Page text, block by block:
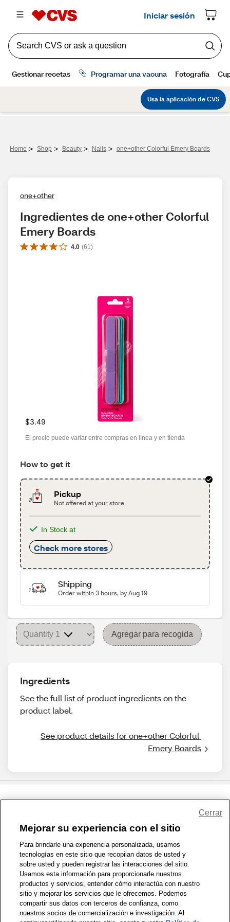
Home > Shop > Beauty > Nails > one+other Colorful Emery Boards
one+other
Ingredientes de one+other Colorful
Emery Boards
4.0 (61 )
$3.49
El precio puede variar entre compras en línea y en tienda
How to get it
Pickup
Not offered at your store
In Stock at
Check more stores
Shipping
Order within 3 hours, by Aug 19
Agregar para recogida
Ingredients
See the full list of product ingredients on the
product label.
See product details for one+other Colorful
Emery Boards
1-800-679-9691 | Contáctenos | Términos de Uso | Accesibilidad
Política de Privacidad | WA Privacy Policy | Mapa del sitio
Zona de Bienestar | © 1999 - 2026 CVS.com
Mejorar su experiencia con el sitio
Para brindarle una experiencia personalizada, usamos
tecnologías en este sitio que recopilan datos de usted y
sobre usted y pueden registrar las interacciones del sitio.
Usamos esta información para proporcionarle nuestros
productos y servicios, entender cómo interactúa con nuestro
sitio y mejorar los servicios que le ofrecemos. Podemos
compartir sus datos con terceros de confianza, como
nuestros socios de comercialización e investigación. Al
Cerrar